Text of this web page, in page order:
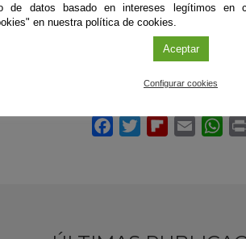
actividades relacionadas con LifeWacth
de Medio Ambiente y Agua de la
Andaluza del Conocimiento.
de datos basado en intereses legítimos en
en nuestra política de cookies.
Aceptar
Configurar cookies